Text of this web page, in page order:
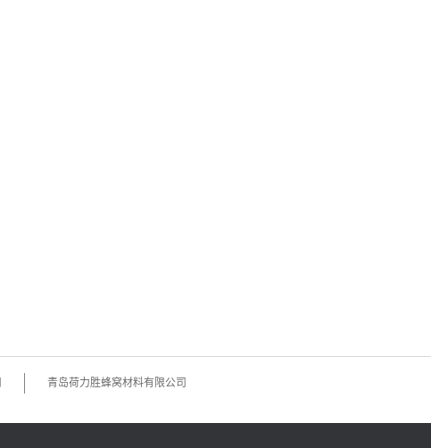
青岛荷力胜蜂窝材料有限公司